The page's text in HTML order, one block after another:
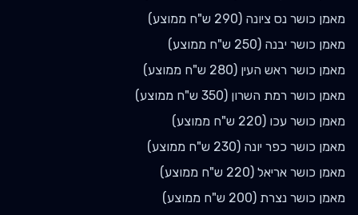
מאמן כושר נס ציונה (
290 ש"ח ממוצע)
מאמן כושר יבנה (
250 ש"ח ממוצע)
מאמן כושר ראש העין (
280 ש"ח ממוצע)
מאמן כושר רמת השרון (
350 ש"ח ממוצע)
מאמן כושר עכו (
220 ש"ח ממוצע)
מאמן כושר כפר יונה (
230 ש"ח ממוצע)
מאמן כושר אריאל (
220 ש"ח ממוצע)
מאמן כושר נצרת (
200 ש"ח ממוצע)